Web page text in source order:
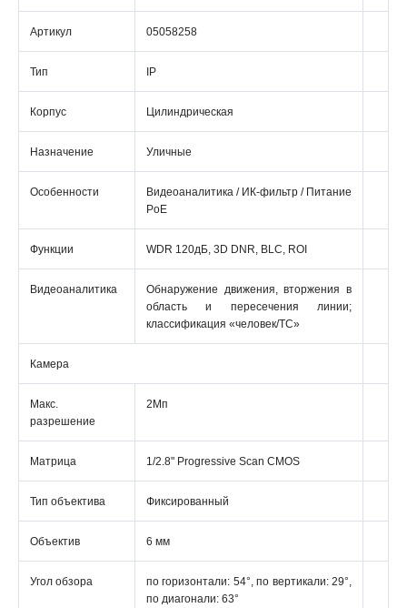
Артикул 05058258
Тип IP
Корпус Цилиндрическая
Назначение Уличные
Особенности
Видеоаналитика / ИК-фильтр / Питание
PoE
Функции WDR 120дБ, 3D DNR, BLC, ROI
Видеоаналитика
Обнаружение движения, вторжения в
область и пересечения линии;
классификация «человек/ТС»
Камера
Макс.
разрешение
2Мп
Матрица 1/2.8" Progressive Scan CMOS
Тип объектива Фиксированный
Объектив 6 мм
Угол обзора
по горизонтали: 54°, по вертикали: 29°,
по диагонали: 63°